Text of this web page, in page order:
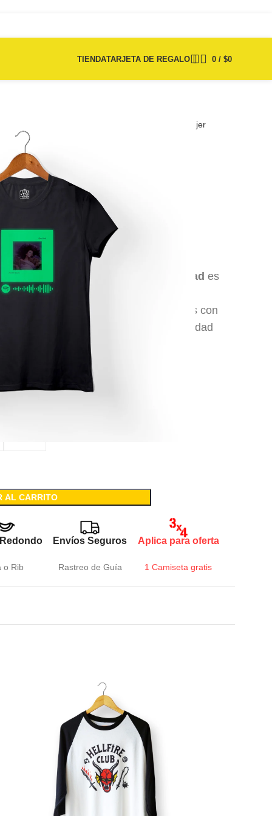
TIENDATARJETA DE REGALO 0 / $0
Max – Kate Bush – Brilla En La Oscuridad – Mujer
Things
Bush – Brilla
Mujer
Canción Max brilla en la oscuridad es
peinado y confección de excelente
tintas a base de agua, 100% amigables con
de plomo lo que garantiza gran durabilidad
de los colores.
AL CARRITO
o Rib
Envíos Seguros
Rastreo de Guía
Aplica para oferta
1 Camiseta gratis